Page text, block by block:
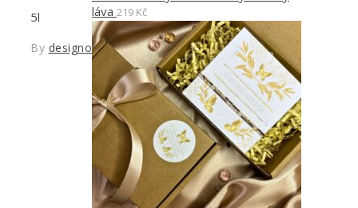
5l
By designoved
láva 219 Kč